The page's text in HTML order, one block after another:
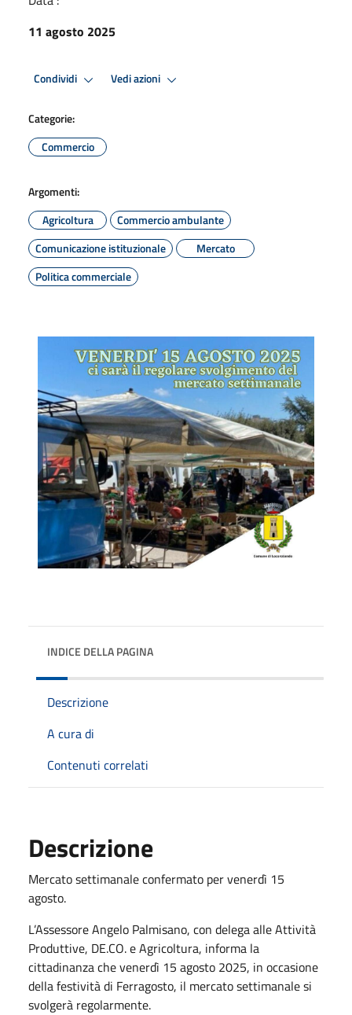
11 agosto 2025
Condividi Vedi azioni
Categorie:
Commercio
Argomenti:
Agricoltura
Commercio ambulante
Comunicazione istituzionale
Mercato
Politica commerciale
INDICE DELLA PAGINA
Descrizione
A cura di
Contenuti correlati
Descrizione
Mercato settimanale confermato per venerdì 15
agosto.
L’Assessore Angelo Palmisano, con delega alle Attività
Produttive, DE.CO. e Agricoltura, informa la
cittadinanza che venerdì 15 agosto 2025, in occasione
della festività di Ferragosto, il mercato settimanale si
svolgerà regolarmente.